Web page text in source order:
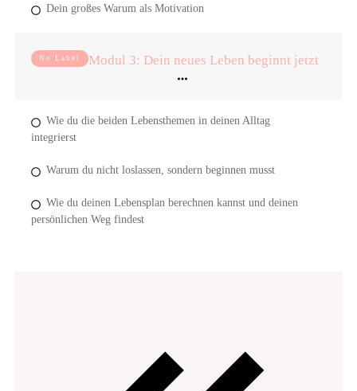
Dein großes Warum als Motivation
No Label Modul 3: Dein neues Leben beginnt jetzt
Wie du die beiden Lebensthemen in deinen Alltag
integrierst
Warum du nicht loslassen, sondern beginnen musst
Wie du deinen Lebensplan berechnen kannst und deinen
persönlichen Weg findest